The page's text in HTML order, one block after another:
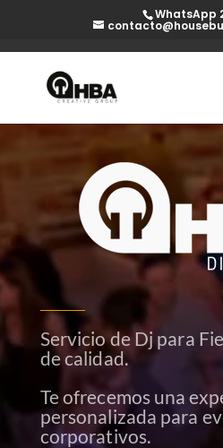
WhatsApp
Servicio de Dj para
de calidad.
Te ofrecemos una
personalizada para
corporativos.